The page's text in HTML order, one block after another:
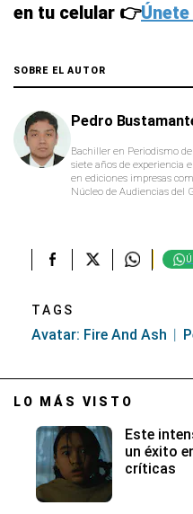
en tu celular 👉
SOBRE EL AUTOR
Pedro
Bachiller en Periodismo
siete años de experiencia
en ediciones impresas
Núcleo de Audiencias del
TAGS
Avatar: Fire And Ash
LO MÁS VISTO
Este
un éxito
críticas